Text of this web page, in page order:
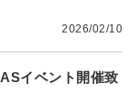
2026/02/10
イベント開催致